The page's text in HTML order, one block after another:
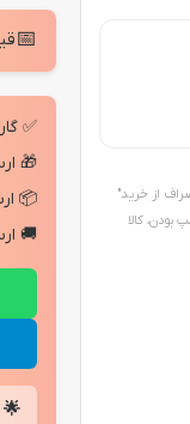
از خرید"
بودن، کالا
📅
✅
🎁
📦
🚚
🌟